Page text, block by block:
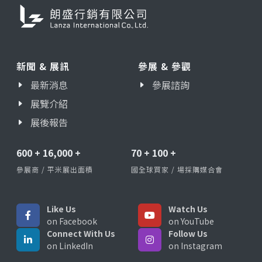
新聞 & 展訊
最新消息
展覽介紹
展後報告
參展 & 參觀
參展諮詢
600 + 16,000 +
參展商 / 平米展出面積
70 + 100 +
國全球買家 / 場採購媒合會
Like Us
on Facebook
Watch Us
on YouTube
Connect With Us
on LinkedIn
Follow Us
on Instagram